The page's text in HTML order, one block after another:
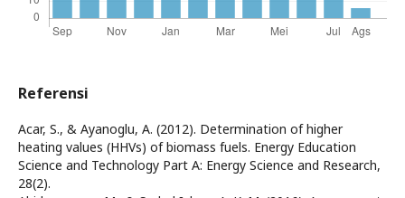
Referensi
Acar, S., & Ayanoglu, A. (2012). Determination of higher
heating values (HHVs) of biomass fuels. Energy Education
Science and Technology Part A: Energy Science and Research,
28(2).